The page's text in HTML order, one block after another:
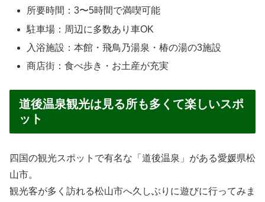
所要時間：3〜5時間で満喫可能
駐車場：周辺に多数あり車OK
入浴施設：本館・飛鳥乃湯泉・椿の湯の3施設
商店街：食べ歩き・お土産が充実
道後温泉観光は見る所も多くて楽しいスポ
ット
四国の観光スポットで有名な「道後温泉」がある愛媛県松
山市。
観光客が多く訪れる松山市へ久しぶりに遊びに行ってみま